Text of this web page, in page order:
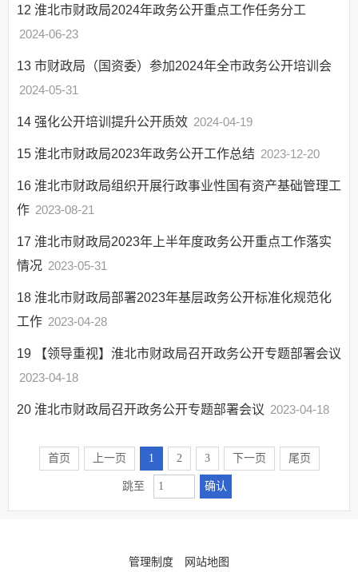
12 淮北市财政局2024年政务公开重点工作任务分工
2024-06-23
13 市财政局（国资委）参加2024年全市政务公开培训会
2024-05-31
14 强化公开培训提升公开质效 2024-04-19
15 淮北市财政局2023年政务公开工作总结 2023-12-20
16 淮北市财政局组织开展行政事业性国有资产基础管理工
作 2023-08-21
17 淮北市财政局2023年上半年度政务公开重点工作落实
情况 2023-05-31
18 淮北市财政局部署2023年基层政务公开标准化规范化
工作 2023-04-28
19
【领导重视】淮北市财政局召开政务公开专题部署会议
2023-04-18
20 淮北市财政局召开政务公开专题部署会议 2023-04-18
首页 上一页 1 2 3 下一页 尾页
跳至 确认
管理制度 网站地图